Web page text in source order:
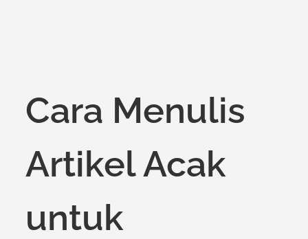
Cara Menulis
Artikel Acak
untuk